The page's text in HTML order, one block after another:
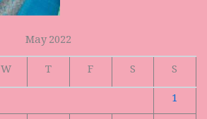
May 2022
W T F S
S
1